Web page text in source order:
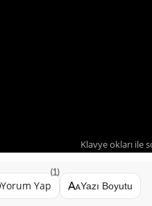
Klavye okları ile
Yorum Yap
(1)
Yazı Boyutu